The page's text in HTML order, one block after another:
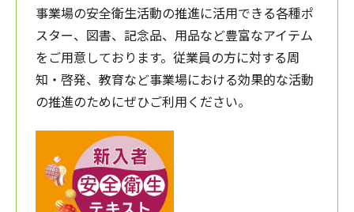
事業場の安全衛生活動の推進に活用できる各種ポ
スター、図書、記念品、用品など豊富なアイテム
をご用意しております。従業員の方に対する周
知・啓発、教育など事業場における効果的な活動
の推進のためにぜひご利用ください。